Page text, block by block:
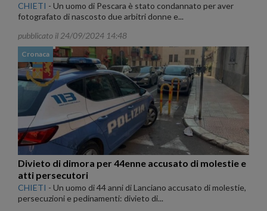
CHIETI - Un uomo di Pescara è stato condannato per aver
fotografato di nascosto due arbitri donne e...
pubblicato il 24/09/2024 14:48
Cronaca
Divieto di dimora per 44enne accusato di molestie e
atti persecutori
CHIETI - Un uomo di 44 anni di Lanciano accusato di molestie,
persecuzioni e pedinamenti: divieto di...